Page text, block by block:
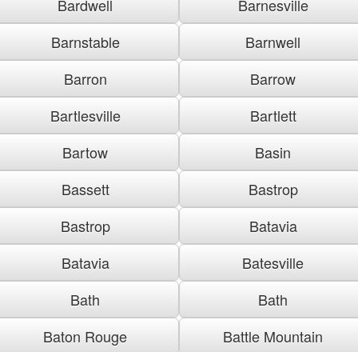
Bardwell
Barnesville
Barnstable
Barnwell
Barron
Barrow
Bartlesville
Bartlett
Bartow
Basin
Bassett
Bastrop
Bastrop
Batavia
Batavia
Batesville
Bath
Bath
Baton Rouge
Battle Mountain